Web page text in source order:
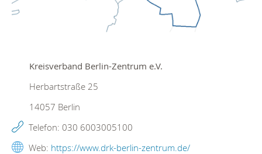
Kreisverband Berlin-Zentrum e.V.
Herbartstraße 25
14057 Berlin
Telefon: 030 6003005100
Web: https://www.drk-berlin-zentrum.de/